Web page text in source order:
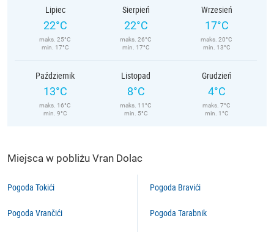
Lipiec
22°C
maks. 25°C
min. 17°C
Sierpień
22°C
maks. 26°C
min. 17°C
Wrzesień
17°C
maks. 20°C
min. 13°C
Październik
13°C
maks. 16°C
min. 9°C
Listopad
8°C
maks. 11°C
min. 5°C
Grudzień
4°C
maks. 7°C
min. 1°C
Miejsca w pobliżu Vran Dolac
Pogoda Tokići
Pogoda Vrančići
Pogoda Bravići
Pogoda Tarabnik